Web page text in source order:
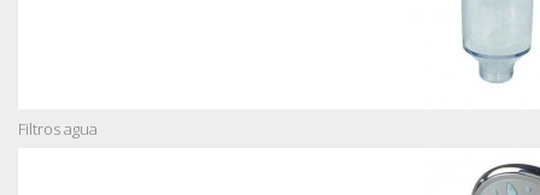
Filtros agua